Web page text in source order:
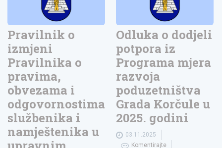
Pravilnik o
izmjeni
Pravilnika o
pravima,
obvezama i
odgovornostima
službenika i
namještenika u
Odluka o dodjeli
potpora iz
Programa mjera
razvoja
poduzetništva
Grada Korčule u
2025. godini
03.11.2025
Komentirajte